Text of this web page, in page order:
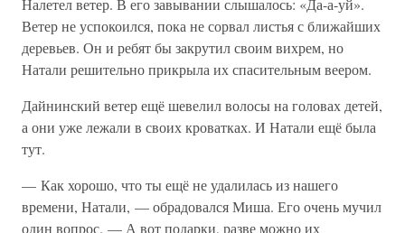
Ветер не успокоился, пока не сорвал листья с ближайших
деревьев. Он и ребят бы закрутил своим вихрем, но
Натали решительно прикрыла их спасительным веером.
Дайнинский ветер ещё шевелил волосы на головах детей,
а они уже лежали в своих кроватках. И Натали ещё была
тут.
— Как хорошо, что ты ещё не удалилась из нашего
времени, Натали, — обрадовался Миша. Его очень мучил
один вопрос. — А вот подарки, разве можно их